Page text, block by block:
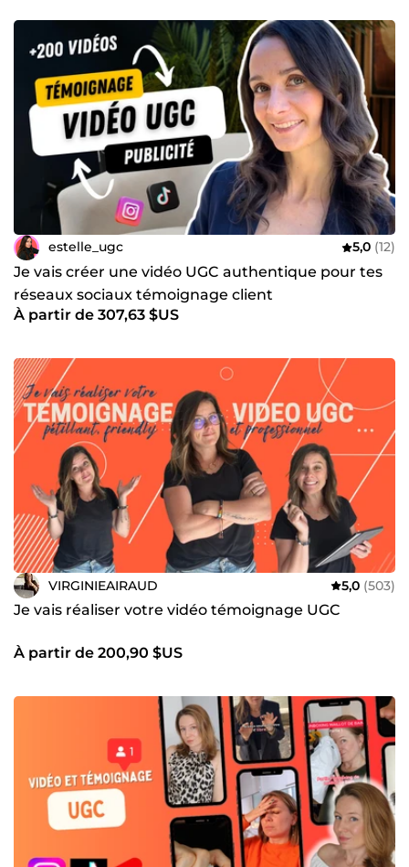
estelle_ugc 5,0 (12)
Je vais créer une vidéo UGC authentique pour tes
réseaux sociaux témoignage client
À partir de 307,63 $US
VIRGINIEAIRAUD 5,0 (503)
Je vais réaliser votre vidéo témoignage UGC
À partir de 200,90 $US